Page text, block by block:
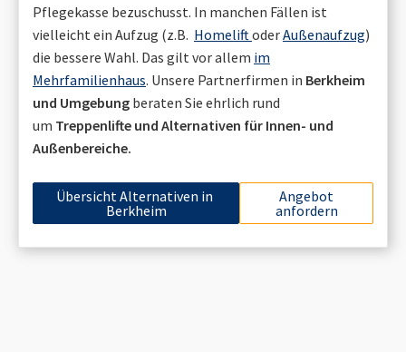
Pflegekasse bezuschusst. In manchen Fällen ist
vielleicht ein Aufzug (z.B. HomeliftoderAußenaufzug)
die bessere Wahl. Das gilt vor allem im
Mehrfamilienhaus. Unsere Partnerfirmen in Berkheim
und Umgebung beraten Sie ehrlich rund
um Treppenlifte und Alternativen für Innen- und
Außenbereiche.
Übersicht Alternativen in
Berkheim
Angebot
anfordern